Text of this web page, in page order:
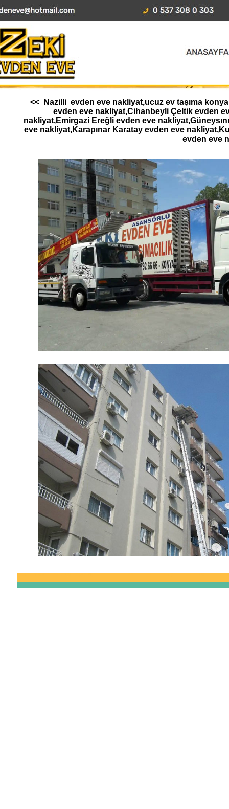
<< Nazilli evden eve nakliyat,ucuz ev taşıma
evden eve nakliyat,Cihanbeyli Çeltik evden
nakliyat,Emirgazi Ereğli evden eve
eve nakliyat,Karapınar Karatay evden eve
evden eve